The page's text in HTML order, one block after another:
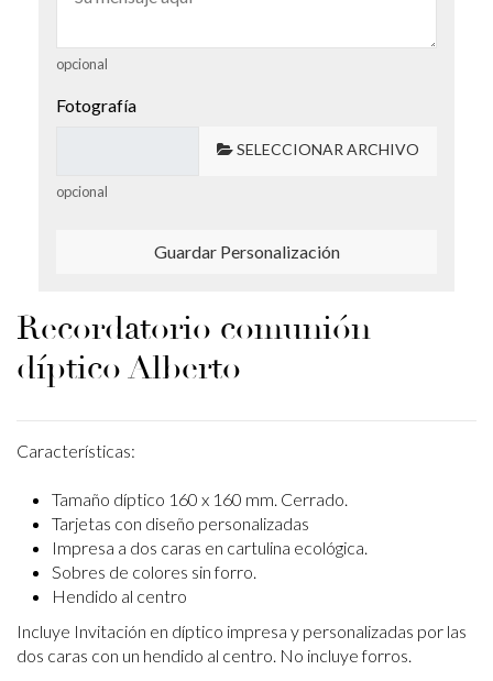
opcional
Fotografía
SELECCIONAR ARCHIVO
opcional
Guardar Personalización
Recordatorio comunión
díptico Alberto
Características:
Tamaño díptico 160 x 160 mm. Cerrado.
Tarjetas con diseño personalizadas
Impresa a dos caras en cartulina ecológica.
Sobres de colores sin forro.
Hendido al centro
Incluye Invitación en díptico impresa y personalizadas por las
dos caras con un hendido al centro. No incluye forros.